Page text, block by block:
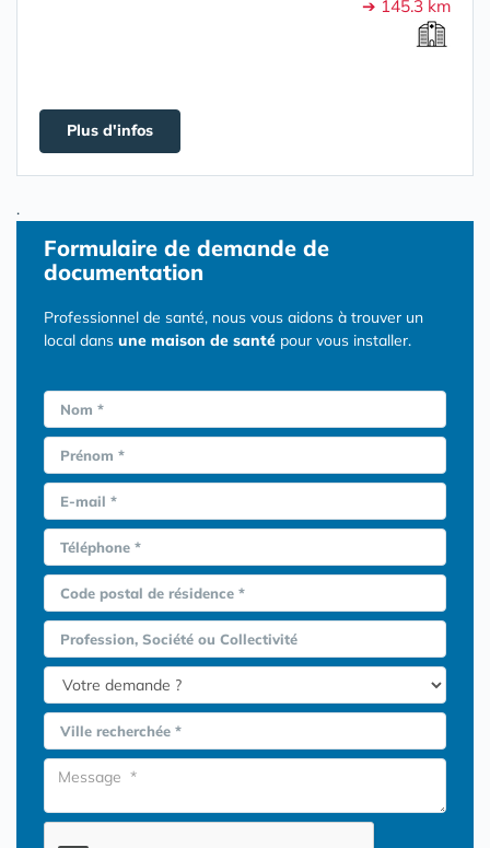
➔ 145.3 km
Plus d'infos
.
Formulaire de demande de
documentation
Professionnel de santé, nous vous aidons à trouver un
local dans une maison de santé pour vous installer.
Nom *
Prénom *
E-mail *
Téléphone *
Code postal de résidence *
Profession, Société ou Collectivité
Ville recherchée *